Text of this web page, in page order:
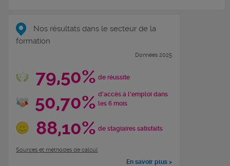
Nos résultats dans le secteur de la
formation
Données 2025
79,50% de réussite
50,70% d'accès à l'emploi dans
les 6 mois
88,10% de stagiaires satisfaits
Sources et méthodes de calcul
En savoir plus >